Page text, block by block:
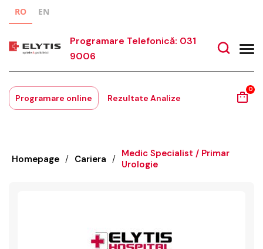
RO EN
Programare Telefonică: 031
9006
Programare online Rezultate Analize
0
Homepage / Cariera / Medic Specialist / Primar
Urologie